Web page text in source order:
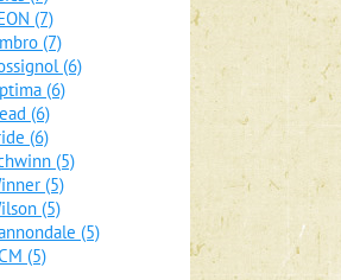
(7)
(7)
(6)
(6)
(6)
(6)
(5)
(5)
(5)
(5)
(5)